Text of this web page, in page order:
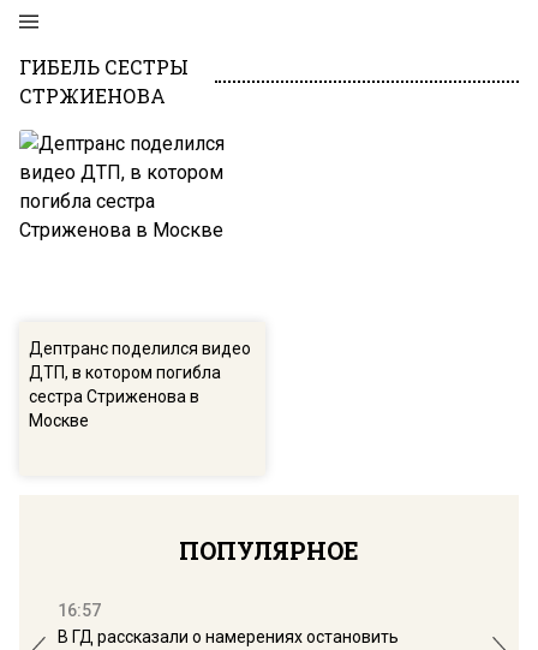
ГИБЕЛЬ СЕСТРЫ
СТРЖИЕНОВА
Дептранс поделился видео
ДТП, в котором погибла
сестра Стриженова в
Москве
ПОПУЛЯРНОЕ
16:57
В ГД рассказали о намерениях остановить